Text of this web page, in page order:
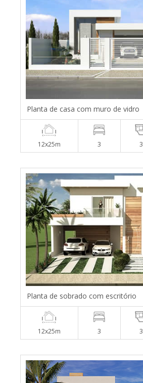
Planta de casa com muro de vidro
12x25m 3 3
Planta de sobrado com escritório
12x25m 3 3